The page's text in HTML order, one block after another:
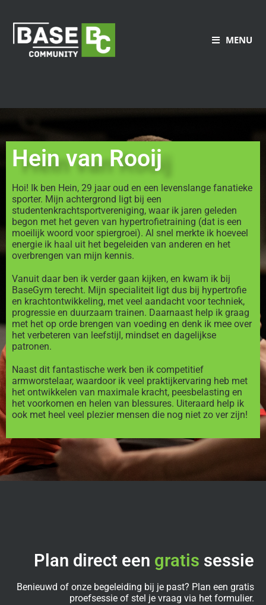
MENU
Hein van Rooij
Hoi! Ik ben Hein, 29 jaar oud en een levenslange fanatieke
sporter. Mijn achtergrond ligt bij een
studentenkrachtsportvereniging, waar ik jaren geleden
begon met het geven van hypertrofietraining (dat is een
moeilijk woord voor spiergroei). Al snel merkte ik hoeveel
energie ik haal uit het begeleiden van anderen en het
overbrengen van mijn kennis.
Vanuit daar ben ik verder gaan kijken, en kwam ik bij
BaseGym terecht. Mijn specialiteit ligt dus bij hypertrofie
en krachtontwikkeling, met veel aandacht voor techniek,
progressie en duurzaam trainen. Daarnaast help ik graag
met het op orde brengen van voeding en denk ik mee over
het verbeteren van leefstijl, mindset en dagelijkse
patronen.
Naast dit fantastische werk ben ik competitief
armworstelaar, waardoor ik veel praktijkervaring heb met
het ontwikkelen van maximale kracht, peesbelasting en
het voorkomen en helen van blessures. Uiteraard help ik
ook met heel veel plezier mensen die nog niet zo ver zijn!
Plan direct een gratis sessie
Benieuwd of onze begeleiding bij je past? Plan een gratis
proefsessie of stel je vraag via het formulier.